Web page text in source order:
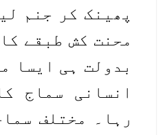
پھینک کر جنم
محنت کش طبقے
بدولت ہی ایسا
انسانی سماج
رہا۔ مختلف